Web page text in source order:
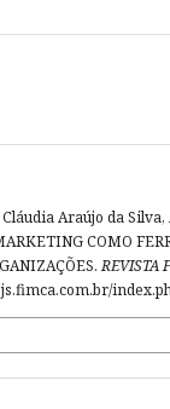
Araújo da Silva,
COMO
REVISTA